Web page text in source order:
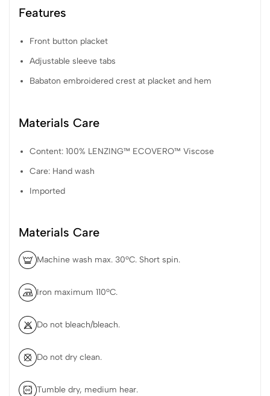
Features
Front button placket
Adjustable sleeve tabs
Babaton embroidered crest at placket and hem
Materials Care
Content: 100% LENZING™ ECOVERO™ Viscose
Care: Hand wash
Imported
Materials Care
Machine wash max. 30ºC. Short spin.
Iron maximum 110ºC.
Do not bleach/bleach.
Do not dry clean.
Tumble dry, medium hear.